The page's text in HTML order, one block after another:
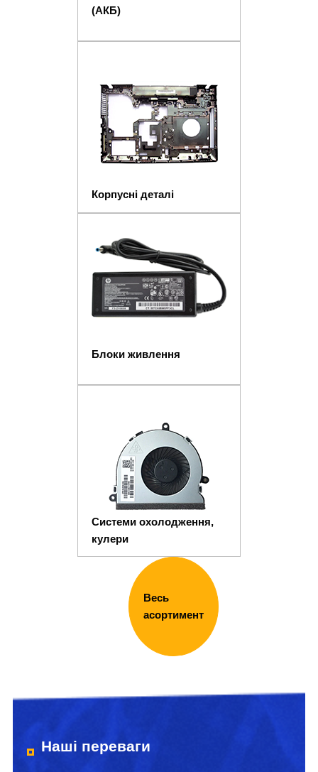
(АКБ)
Корпусні деталі
Блоки живлення
Системи охолодження,
кулери
Весь
асортимент
Наші переваги